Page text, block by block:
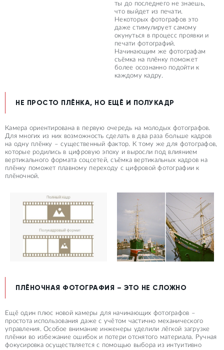
ты до последнего не знаешь,
что выйдет из печати.
Некоторых фотографов это
даже стимулирует самому
окунуться в процесс проявки и
печати фотографий.
Начинающим же фотографам
съёмка на плёнку поможет
более осознанно подойти к
каждому кадру.
НЕ ПРОСТО ПЛЁНКА, НО ЕЩЁ И ПОЛУКАДР
Камера ориентирована в первую очередь на молодых фотографов.
Для многих из них возможность сделать в два раза больше кадров
на одну плёнку – существенный фактор. К тому же для фотографов,
которые родились в цифровую эпоху и выросли под влиянием
вертикального формата соцсетей, съёмка вертикальных кадров на
плёнку поможет плавному переходу c цифровой фотографии к
плёночной.
ПЛЁНОЧНАЯ ФОТОГРАФИЯ – ЭТО НЕ СЛОЖНО
Ещё один плюс новой камеры для начинающих фотографов –
простота использования даже с учётом частично механического
управления. Особое внимание инженеры уделили лёгкой загрузке
плёнки во избежание ошибок и потери отснятого материала. Ручная
фокусировка осуществляется с помощью выбора из интуитивно